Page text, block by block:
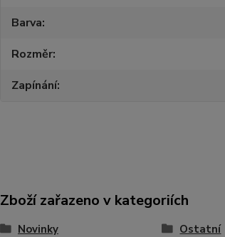
Barva
Rozměr
Zapínání
Zboží zařazeno v kategoriích
Novinky Ostatní